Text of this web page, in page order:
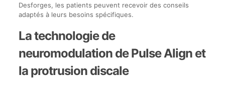
Desforges, les patients peuvent recevoir des conseils
adaptés à leurs besoins spécifiques.
La technologie de
neuromodulation de Pulse Align et
la protrusion discale